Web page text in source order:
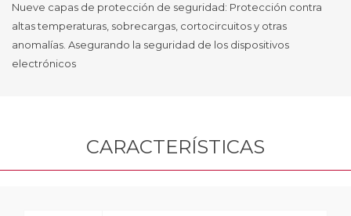
Nueve capas de protección de seguridad: Protección contra
altas temperaturas, sobrecargas, cortocircuitos y otras
anomalías. Asegurando la seguridad de los dispositivos
electrónicos
CARACTERÍSTICAS